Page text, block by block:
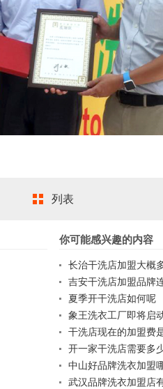
列表
你可能感兴趣的内容
长治干洗店加盟大概
吉安干洗店加盟品牌
夏季开干洗店如何呢
象王洗衣工厂即将启
干洗店现在的加盟费
开一家干洗店需要多
中山好品牌洗衣加盟
武汉品牌洗衣加盟店